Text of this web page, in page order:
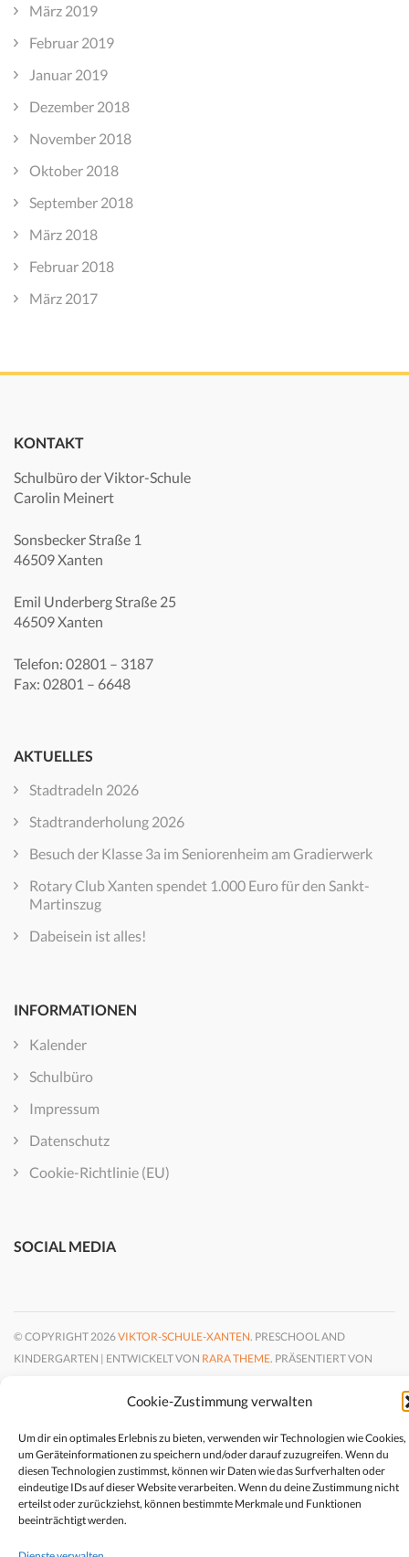
Cookie-Zustimmung verwalten
Um dir ein optimales Erlebnis zu bieten, verwenden wir Technologien wie Cookies,
um Geräteinformationen zu speichern und/oder darauf zuzugreifen. Wenn du
diesen Technologien zustimmst, können wir Daten wie das Surfverhalten oder
eindeutige IDs auf dieser Website verarbeiten. Wenn du deine Zustimmung nicht
erteilst oder zurückziehst, können bestimmte Merkmale und Funktionen
beeinträchtigt werden.
März 2019
Februar 2019
Januar 2019
Dezember 2018
November 2018
Oktober 2018
September 2018
März 2018
Februar 2018
März 2017
KONTAKT
Schulbüro der Viktor-Schule
Carolin Meinert
Sonsbecker Straße 1
46509 Xanten
Emil Underberg Straße 25
46509 Xanten
Telefon: 02801 – 3187
Fax: 02801 – 6648
AKTUELLES
Stadtradeln 2026
Stadtranderholung 2026
Besuch der Klasse 3a im Seniorenheim am Gradierwerk
Rotary Club Xanten spendet 1.000 Euro für den Sankt-
Martinszug
Dabeisein ist alles!
INFORMATIONEN
Kalender
Schulbüro
Impressum
Datenschutz
Cookie-Richtlinie (EU)
SOCIAL MEDIA
© COPYRIGHT 2026VIKTOR-SCHULE-XANTEN. PRESCHOOL AND
KINDERGARTEN | ENTWICKELT VON RARA THEME. PRÄSENTIERT VON